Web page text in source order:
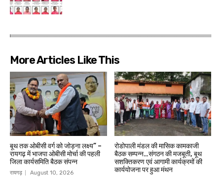
More Articles Like This
बूथ तक ओबीसी वर्ग को जोड़ना लक्ष्य” –
रायगढ़ में भाजपा ओबीसी मोर्चा की पहली
जिला कार्यसमिति बैठक संपन्न
रायगढ़ August 10, 2026
रोडोपाली मंडल की मासिक कामकाजी
बैठक सम्पन्न…संगठन की मजबूती, बूथ
सशक्तिकरण एवं आगामी कार्यक्रमों की
कार्ययोजना पर हुआ मंथन